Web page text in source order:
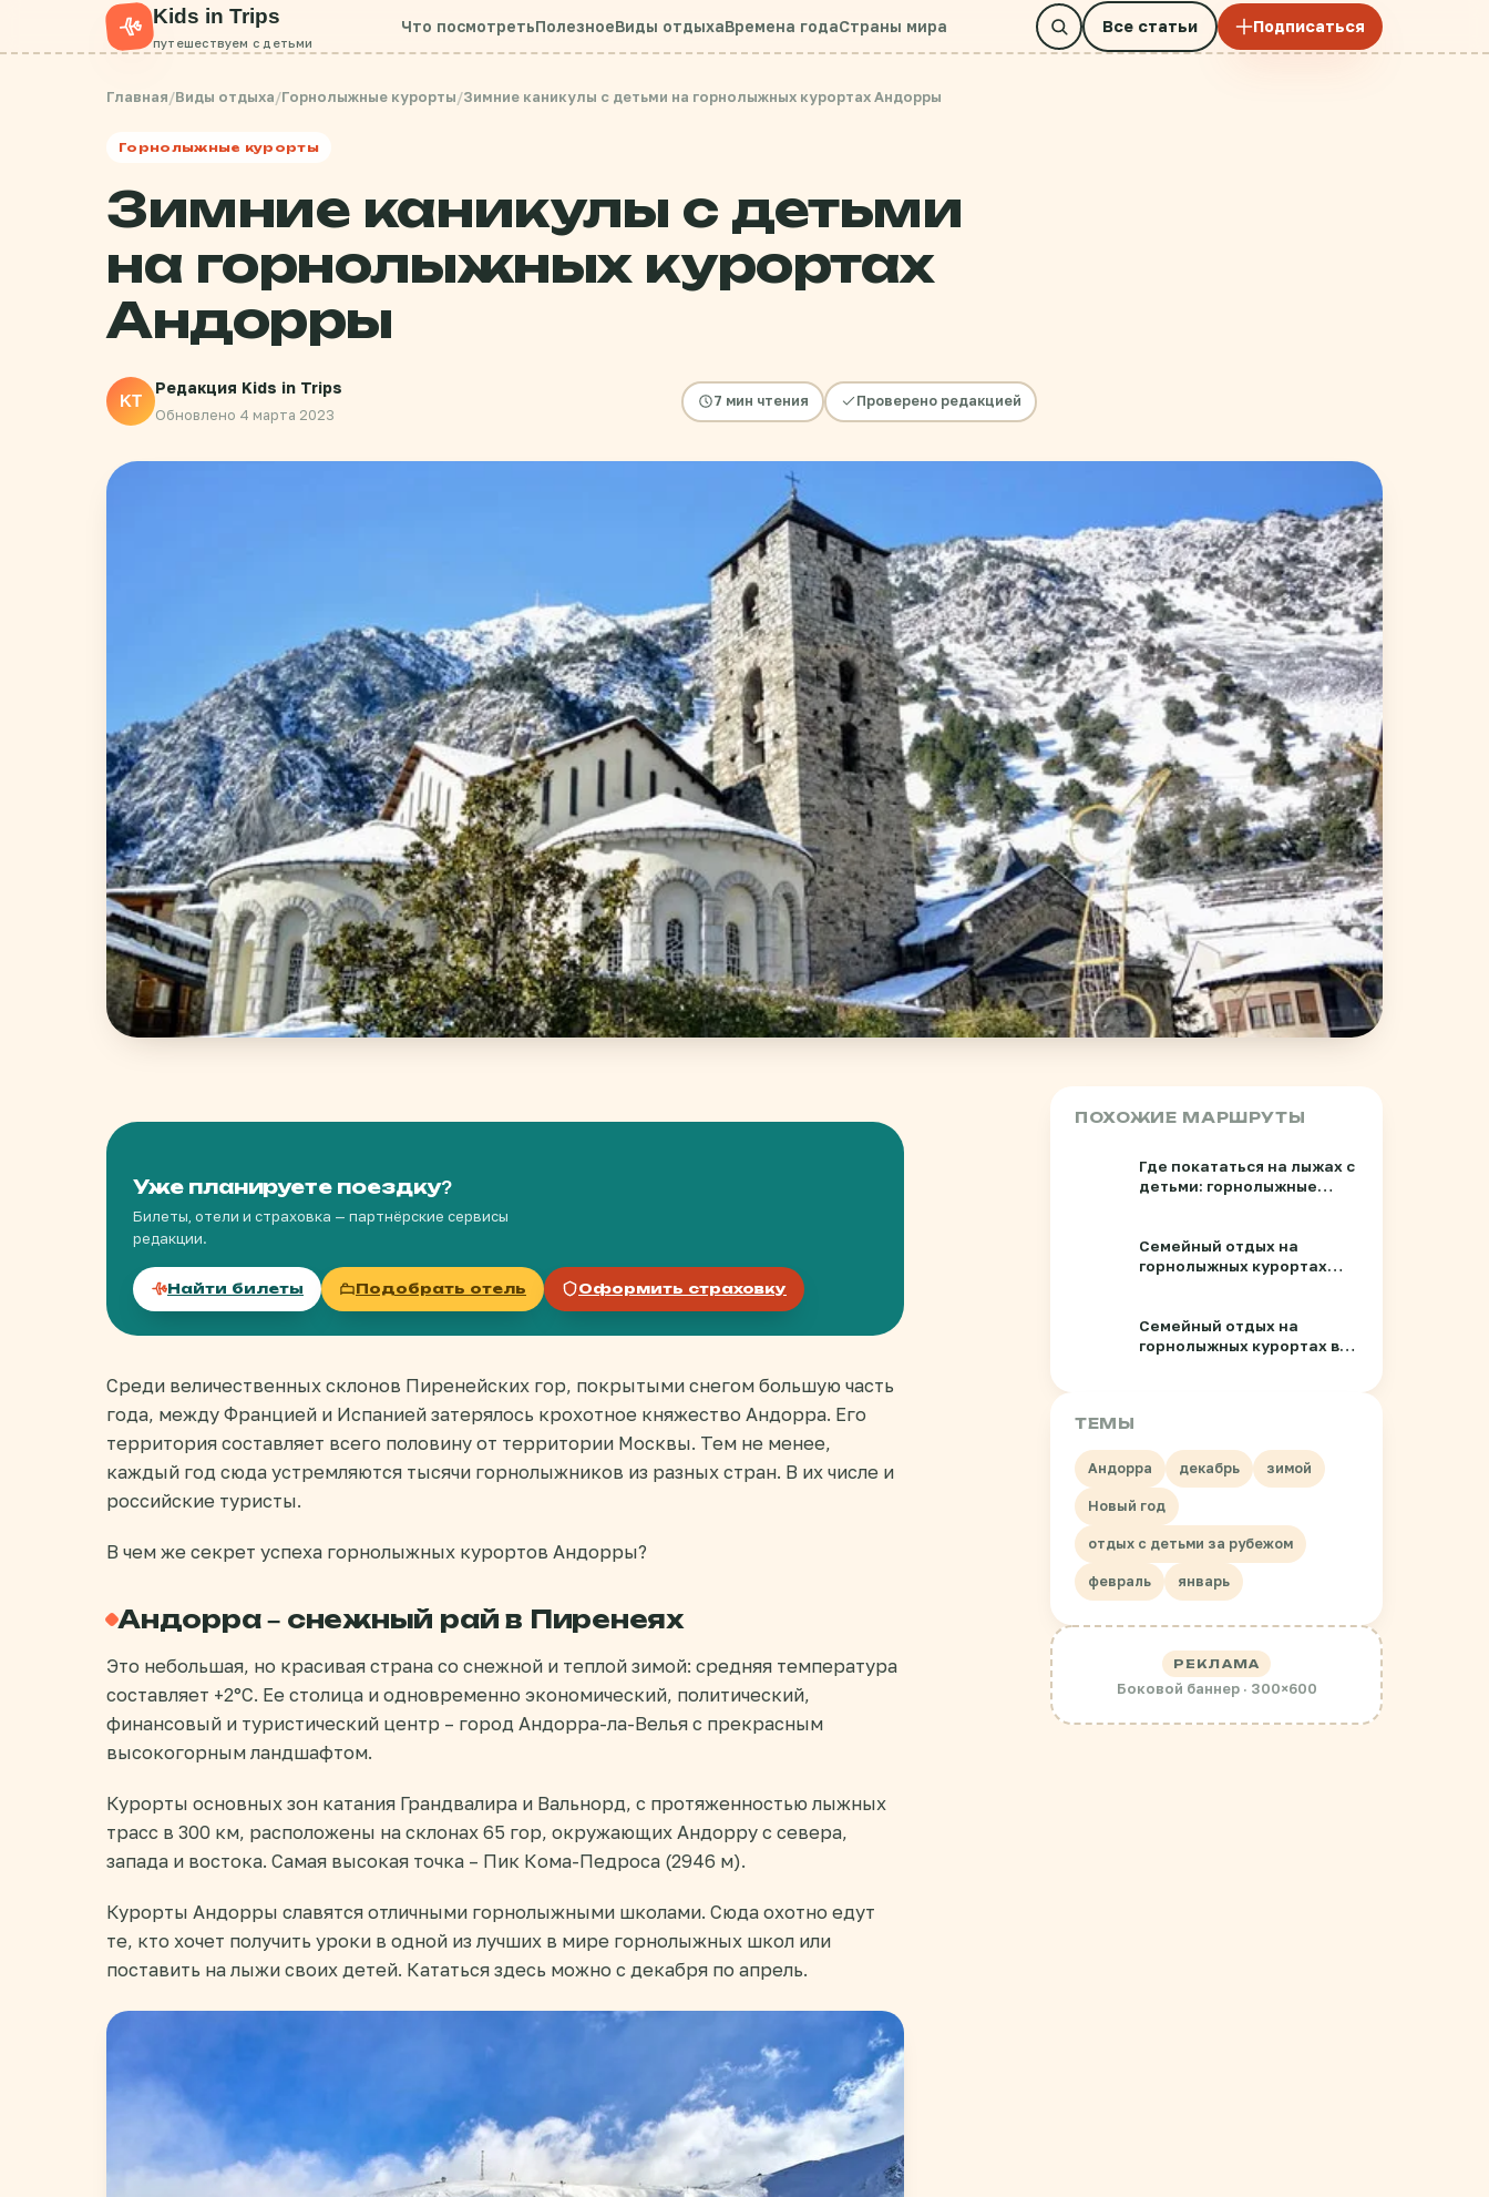
Kids in Trips
путешествуем с детьми
Что посмотретьПолезноеВиды отдыхаВремена годаСтраны мира Все статьи Подписаться
Главная/Виды отдыха/Горнолыжные курорты/Зимние каникулы с детьми на горнолыжных курортах Андорры
Горнолыжные курорты
Зимние каникулы с детьми
на горнолыжных курортах
Андорры
KT
Редакция Kids in Trips
Обновлено 4 марта 2023
7 мин чтения Проверено редакцией
Уже планируете поездку?
Билеты, отели и страховка — партнёрские сервисы
редакции.
Найти билеты Подобрать отель Оформить страховку
Среди величественных склонов Пиренейских гор, покрытыми снегом большую часть
года, между Францией и Испанией затерялось крохотное княжество Андорра. Его
территория составляет всего половину от территории Москвы. Тем не менее,
каждый год сюда устремляются тысячи горнолыжников из разных стран. В их числе и
российские туристы.
В чем же секрет успеха горнолыжных курортов Андорры?
Андорра – снежный рай в Пиренеях
Это небольшая, но красивая страна со снежной и теплой зимой: средняя температура
составляет +2°С. Ее столица и одновременно экономический, политический,
финансовый и туристический центр – город Андорра-ла-Велья с прекрасным
высокогорным ландшафтом.
Курорты основных зон катания Грандвалира и Вальнорд, с протяженностью лыжных
трасс в 300 км, расположены на склонах 65 гор, окружающих Андорру с севера,
запада и востока. Самая высокая точка – Пик Кома-Педроса (2946 м).
Курорты Андорры славятся отличными горнолыжными школами. Сюда охотно едут
те, кто хочет получить уроки в одной из лучших в мире горнолыжных школ или
поставить на лыжи своих детей. Кататься здесь можно с декабря по апрель.
ПОХОЖИЕ МАРШРУТЫ
Где покататься на лыжах с
детьми: горнолыжные
Семейный отдых на
горнолыжных курортах
Семейный отдых на
горнолыжных курортах в
ТЕМЫ
Андорра декабрь зимой
Новый год
отдых с детьми за рубежом
февраль январь
РЕКЛАМА
Боковой баннер · 300×600